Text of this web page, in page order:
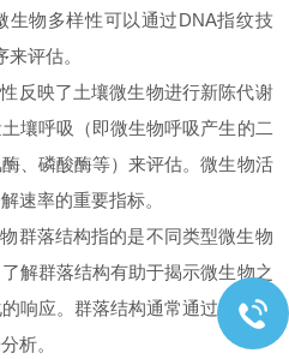
生物多样性可以通过DNA指纹技
评估。
映了土壤微生物进行新陈代谢
壤呼吸（即微生物呼吸产生的二
、磷酸酶等）来评估。微生物活
速率的重要指标。
落结构指的是不同类型微生物
解群落结构有助于揭示微生物之
响应。群落结构通常通过分子生
析。